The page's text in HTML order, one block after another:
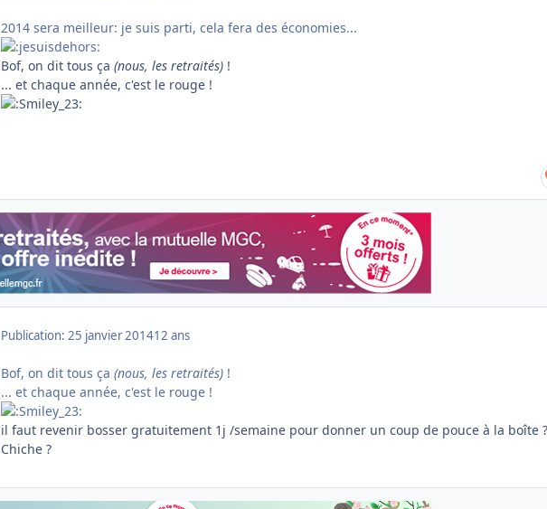
2014 sera meilleur: je suis parti, cela fera des économies...
Bof, on dit tous ça (nous, les retraités) !
... et chaque année, c'est le rouge !
Publication: 25 janvier 201412 ans
Bof, on dit tous ça (nous, les retraités) !
... et chaque année, c'est le rouge !
il faut revenir bosser gratuitement 1j /semaine pour donner un coup de pouce à la boîte ?
Chiche ?